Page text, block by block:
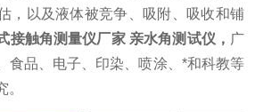
，以及液体被竞争、吸附、吸收和铺
接触角测量仪厂家 亲水角测试仪 ， 广
食品、电子、印染、喷涂、*和科教等